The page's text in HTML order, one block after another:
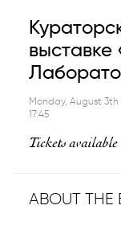
Monday, August 3th
17:45
Tickets available
ABOUT THE